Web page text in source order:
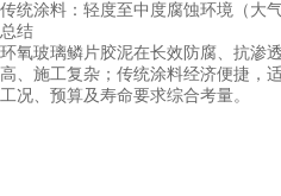
传统涂料：轻度至中度腐蚀环境（大
总结
环氧玻璃鳞片胶泥在长效防腐、抗渗
高、施工复杂；传统涂料经济便捷，
工况、预算及寿命要求综合考量。